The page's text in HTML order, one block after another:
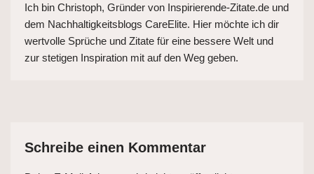
Ich bin Christoph, Gründer von Inspirierende-Zitate.de und
dem Nachhaltigkeitsblogs CareElite. Hier möchte ich dir
wertvolle Sprüche und Zitate für eine bessere Welt und
zur stetigen Inspiration mit auf den Weg geben.
Schreibe einen Kommentar